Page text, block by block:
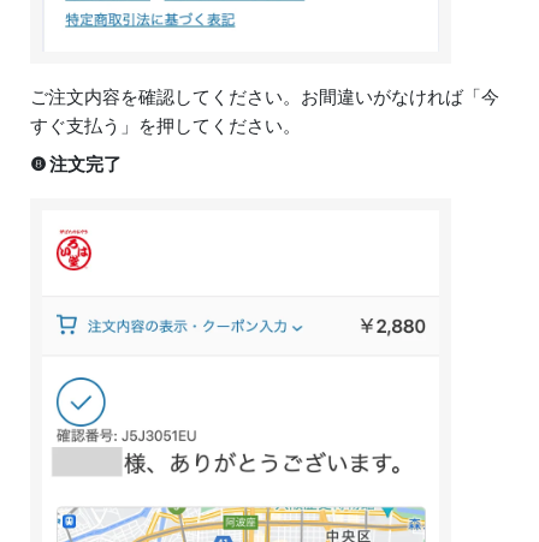
ご注文内容を確認してください。お間違いがなければ「今
すぐ支払う」を押してください。
❽ 注文完了